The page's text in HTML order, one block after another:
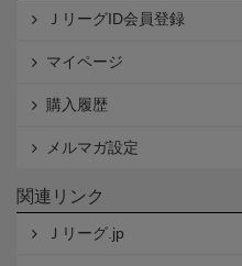
ＪリーグID会員登録
マイページ
購入履歴
メルマガ設定
関連リンク
Ｊリーグ.jp